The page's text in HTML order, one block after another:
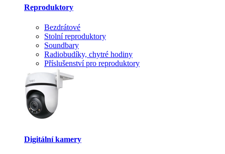
Reproduktory
Bezdrátové
Stolní reproduktory
Soundbary
Radiobudíky, chytré hodiny
Příslušenství pro reproduktory
Digitální kamery